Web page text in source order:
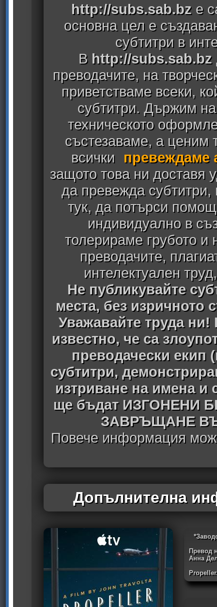
http://subs.sab.bz е
основна цел е
субтитри в
В http://subs.sab.bz
преводачите, на
приветстваме всеки,
субтитри. Държим
техническото
състезаваме, а ценим
всички
превеждаме
защото това ни доставя
да превежда
тук, да потърси
индивидуално в
толерираме грубото
преводачите,
интелектуален
Не публикувайте
места, без изричното
Уважавайте труда ни!
известно, че са
преводачески екип
субтитри,
изтриване на имена
ще бъдат ИЗГОНЕНИ
ЗАВРЪЩАНЕ
Повече информация
Допълнителна
Превод
Анна